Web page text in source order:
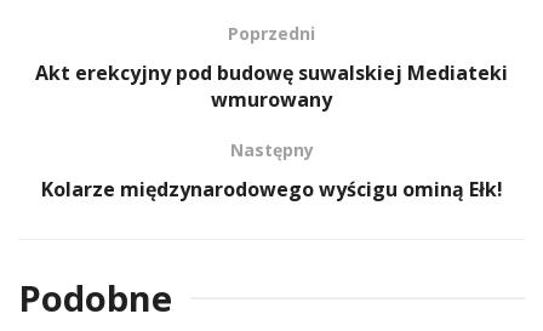
Poprzedni
Akt erekcyjny pod budowę suwalskiej Mediateki
wmurowany
Następny
Kolarze międzynarodowego wyścigu ominą Ełk!
Podobne